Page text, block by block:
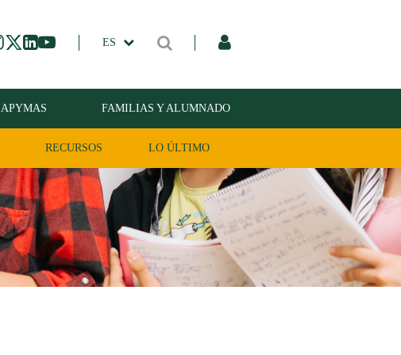
ES
APYMAS FAMILIAS Y ALUMNADO
RECURSOS LO ÚLTIMO